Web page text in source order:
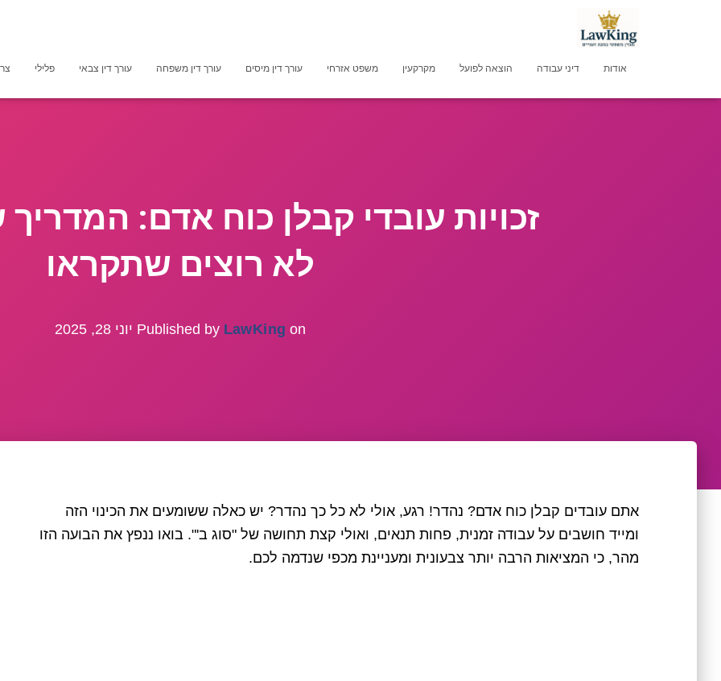
אודות דיני עבודה הוצאה לפועל מקרקעין משפט אזרחי עורך דין מיסים עורך דין משפחה עורך דין צבאי פלילי
זכויות עובדי קבלן כוח אדם:
לא רוצים שתקראו
Published by LawKing on יוני 28, 2025
אתם עובדים קבלן כוח אדם? נהדר! רגע, אולי לא כל כך נהדר? יש כאלה ששומעים את הכינוי הזה
ומייד חושבים על עבודה זמנית, פחות תנאים, ואולי קצת תחושה של "סוג ב'". בואו ננפץ את הבועה הזו
מהר, כי המציאות הרבה יותר צבעונית ומעניינת מכפי שנדמה לכם.